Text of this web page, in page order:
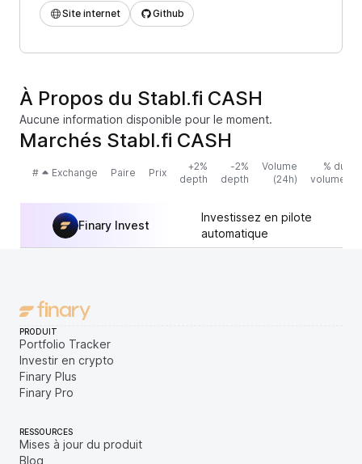
Site internet Github
À Propos du Stabl.fi CASH
Aucune information disponible pour le moment.
Marchés Stabl.fi CASH
# Exchange Paire Prix
+2%
depth
-2%
depth
Volume
(24h)
% du
volume
Finary Invest
Investissez en pilote
automatique
PRODUIT
Portfolio Tracker
Investir en crypto
Finary Plus
Finary Pro
RESSOURCES
Mises à jour du produit
Blog